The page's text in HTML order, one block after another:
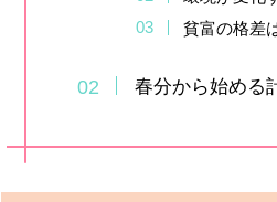
貧富の格差
春分から始める